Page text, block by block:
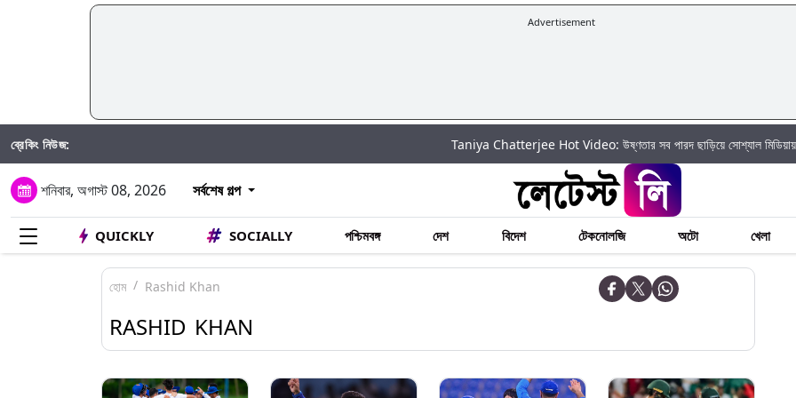
Advertisement
ব্রেকিং নিউজ: Taniya Chatterjee Hot Video: উষ্ণতার সব পারদ ছাড়িয়ে সোশ্যাল মিডিয়ায় আগুন ঝরালেন
শনিবার, অগাস্ট 08, 2026 সর্বশেষ গল্প
QUICKLY SOCIALLY পশ্চিমবঙ্গ দেশ বিদেশ টেকনোলজি অটো খেলা
হোম Rashid Khan
RASHID KHAN